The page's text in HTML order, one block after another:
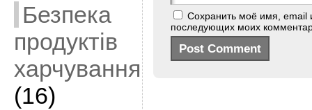
Безпека
продуктів
харчування
(16)
Сохранить моё имя, email
последующих моих